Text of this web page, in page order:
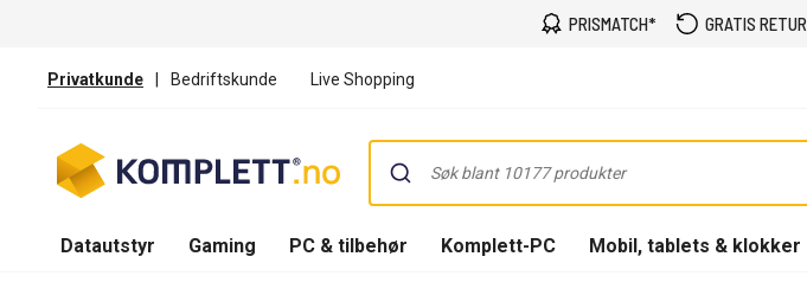
PRISMATCH* GRATIS RETUR
Privatkunde | Bedriftskunde Live Shopping
Datautstyr Gaming PC & tilbehør Komplett-PC Mobil, tablets & klokker